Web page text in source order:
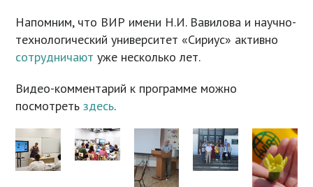
Напомним, что ВИР имени Н.И. Вавилова и научно-
технологический университет «Сириус» активно
сотрудничают уже несколько лет.
Видео-комментарий к программе можно
посмотретьздесь.